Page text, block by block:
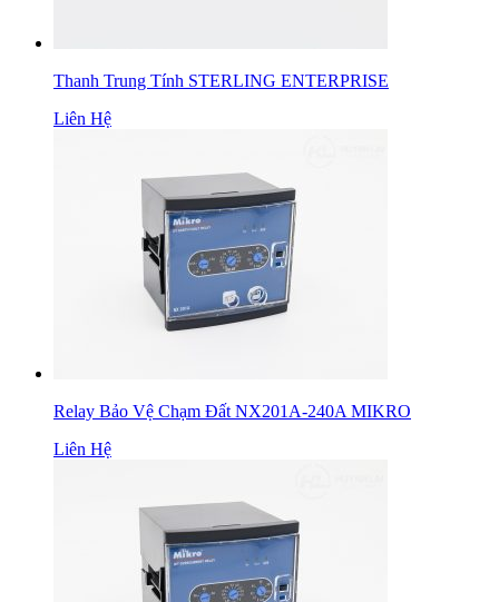
Thanh Trung Tính STERLING ENTERPRISE
Liên Hệ
Relay Bảo Vệ Chạm Đất NX201A-240A MIKRO
Liên Hệ